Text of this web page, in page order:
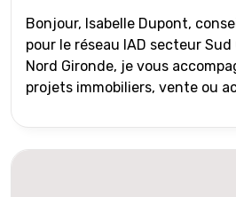
Bonjour, Isabelle Dupont,
pour le réseau IAD secteur
Nord Gironde, je vous
projets immobiliers, vente ou